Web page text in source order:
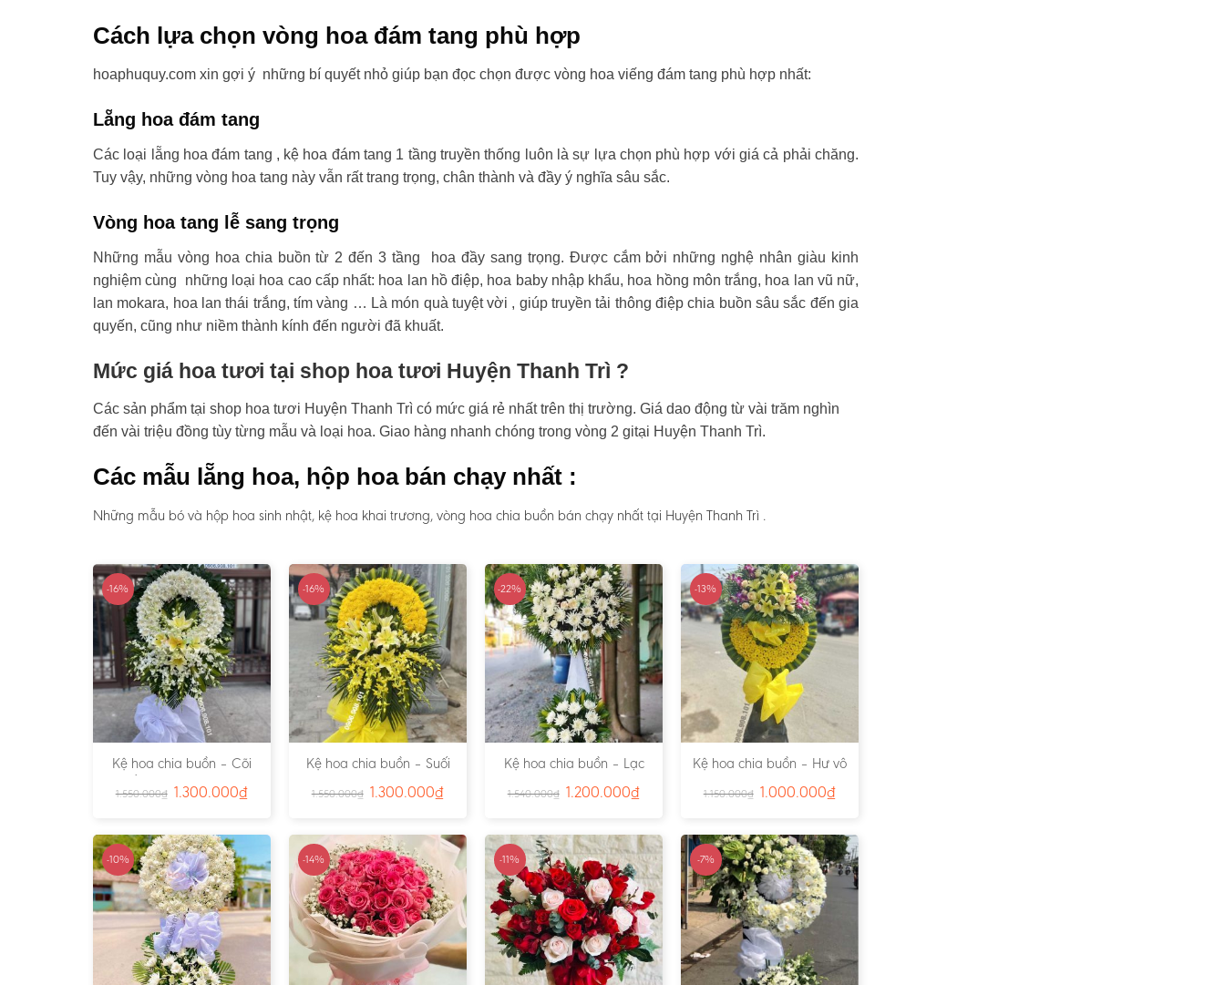
Cách lựa chọn vòng hoa đám tang phù hợp
hoaphuquy.com xin gợi ý những bí quyết nhỏ giúp bạn đọc chọn được vòng hoa viếng đám tang phù hợp nhất:
Lẵng hoa đám tang
Các loại lẵng hoa đám tang , kệ hoa đám tang 1 tầng truyền thống luôn là sự lựa chọn phù hợp với giá cả phải chăng.
Tuy vậy, những vòng hoa tang này vẫn rất trang trọng, chân thành và đầy ý nghĩa sâu sắc.
Vòng hoa tang lễ sang trọng
Những mẫu vòng hoa chia buồn từ 2 đến 3 tầng hoa đầy sang trọng. Được cắm bởi những nghệ nhân giàu kinh
nghiệm cùng những loại hoa cao cấp nhất: hoa lan hồ điệp, hoa baby nhập khẩu, hoa hồng môn trắng, hoa lan vũ nữ,
lan mokara, hoa lan thái trắng, tím vàng … Là món quà tuyệt vời , giúp truyền tải thông điệp chia buồn sâu sắc đến gia
quyến, cũng như niềm thành kính đến người đã khuất.
Mức giá hoa tươi tại shop hoa tươi Huyện Thanh Trì ?
Các sản phẩm tại shop hoa tươi Huyện Thanh Trì có mức giá rẻ nhất trên thị trường. Giá dao động từ vài trăm nghìn
đến vài triệu đồng tùy từng mẫu và loại hoa. Giao hàng nhanh chóng trong vòng 2 gitại Huyện Thanh Trì.
Các mẫu lẵng hoa, hộp hoa bán chạy nhất :
Những mẫu bó và hộp hoa sinh nhật, kệ hoa khai trương, vòng hoa chia buồn bán chạy nhất tại Huyện Thanh Trì .
-16%
Kệ hoa chia buồn – Cõi
Trần Gian – Ms:4724
1.550.000₫ 1.300.000₫
-16%
Kệ hoa chia buồn – Suối
1.550.000₫ 1.300.000₫
-22%
Kệ hoa chia buồn – Lạc
1.540.000₫ 1.200.000₫
-13%
Kệ hoa chia buồn – Hư vô
1.150.000₫ 1.000.000₫
-10% -14% -11% -7%